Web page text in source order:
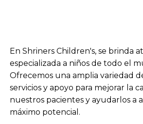
En Shriners Children's, se brinda
especializada a niños de todo el
Ofrecemos una amplia variedad
servicios y apoyo para mejorar la
nuestros pacientes y ayudarlos a
máximo potencial.